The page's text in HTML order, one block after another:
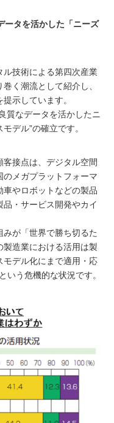
ータを活かした「ニーズ
技術による第四次産業
く潮流として紹介し、
示しています。
質なデータを活かしたニ
デル”の確立です。
接点は、デジタル空間
メガプラットフォーマ
やロボットなどの製品
・サービス開発やカイ
が「世界で勝ち切るた
造業における活用は製
モデル化にまで適用・応
いう危機的な状況です。